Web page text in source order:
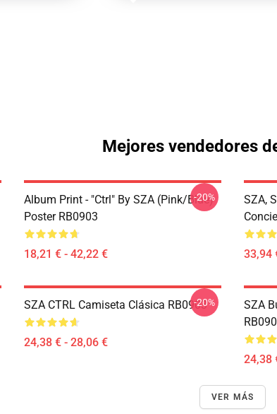
Mejores vendedores
Album Print - "Ctrl" By SZA (Pink/Blue)
Poster RB0903
18,21 € - 42,22 €
-20%
SZA,
33,94
SZA CTRL Camiseta Clásica RB0903
24,38 € - 28,06 €
-20%
SZA
24,38
VER MÁS